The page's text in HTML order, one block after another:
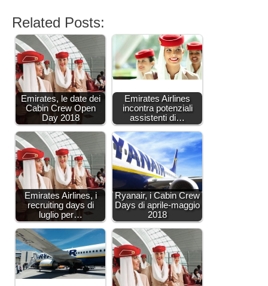
Related Posts:
Emirates, le date dei
Cabin Crew Open
Day 2018
Emirates Airlines
incontra potenziali
assistenti di…
Emirates Airlines, i
recruiting days di
luglio per…
Ryanair, i Cabin Crew
Days di aprile-maggio
2018